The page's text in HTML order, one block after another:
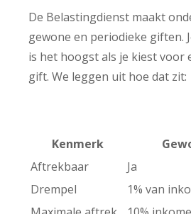
De Belastingdienst maakt
gewone en periodieke giften.
is het hoogst als je kiest voor
gift. We leggen uit hoe dat zit:
Kenmerk
Aftrekbaar
Ja
Drempel
1% van